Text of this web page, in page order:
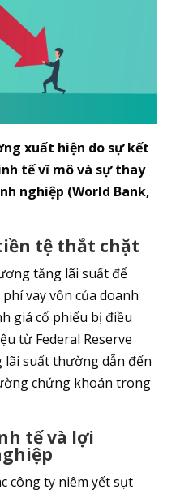
xuất hiện do sự kết
tế vĩ mô và sự thay
nghiệp (World Bank,
tệ thắt chặt
tăng lãi suất để
vay vốn của doanh
giá cổ phiếu bị điều
từ Federal Reserve
lãi suất thường dẫn đến
chứng khoán trong
tế và lợi
công ty niêm yết sụt